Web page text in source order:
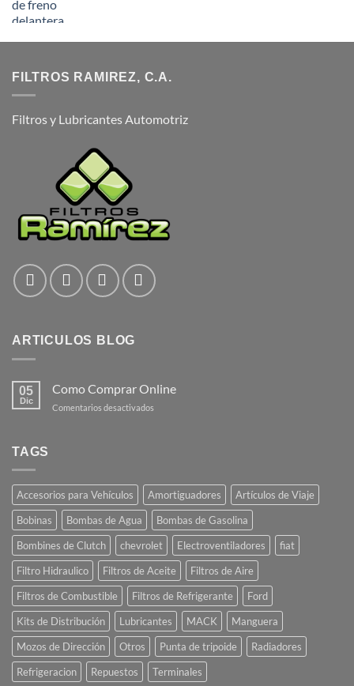
FILTROS RAMIREZ, C.A.
Filtros y Lubricantes Automotriz
ARTICULOS BLOG
05
Dic
Como Comprar Online
Comentarios desactivados
TAGS
Accesorios para Vehículos Amortiguadores
Artículos de Viaje
Bobinas
Bombas de Agua
Bombas de Gasolina
Bombines de Clutch
chevrolet Electroventiladores
fiat
Filtro Hidraulico
Filtros de Aceite
Filtros de Aire
Filtros de Combustible
Filtros de Refrigerante
Ford
Kits de Distribución
Lubricantes MACK
Manguera
Mozos de Dirección
Otros Punta de tripoide
Radiadores
Refrigeracion
Repuestos Terminales